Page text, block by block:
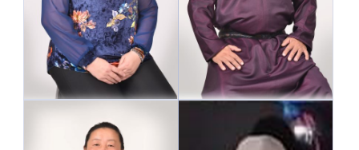
Гавилууд багийн
малчдын төлөөлөл
Баян багийн малчдын
төлөөлөл